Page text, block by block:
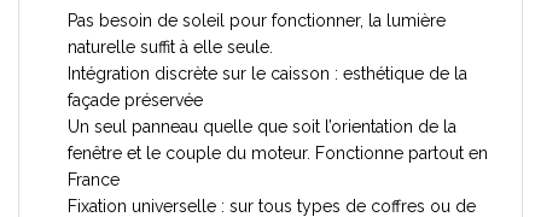
Pas besoin de soleil pour fonctionner, la lumière
naturelle suffit à elle seule.
Intégration discrète sur le caisson : esthétique de la
façade préservée
Un seul panneau quelle que soit l’orientation de la
fenêtre et le couple du moteur. Fonctionne partout en
France
Fixation universelle : sur tous types de coffres ou de